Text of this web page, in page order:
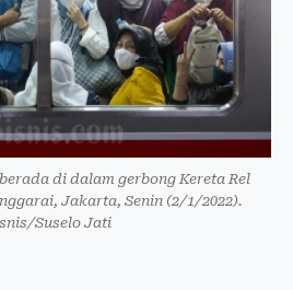
di dalam gerbong Kereta Rel
Jakarta, Senin (2/1/2022).
Suselo Jati